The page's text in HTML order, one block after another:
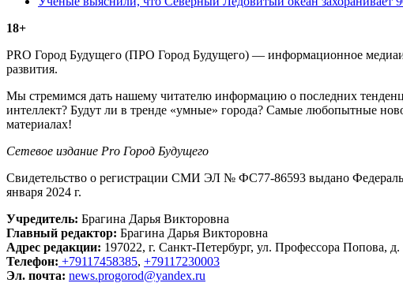
18+
PRO Город Будущего (ПРО Город Будущего) — информационное
развития.
Мы стремимся дать нашему читателю информацию о последних
интеллект? Будут ли в тренде «умные» города? Самые любопытные
материалах!
Сетевое издание Рrо Город Будущего
Свидетельство о регистрации СМИ ЭЛ № ФС77-86593 выдано
января 2024 г.
Учредитель: Брагина Дарья Викторовна
Главный редактор: Брагина Дарья Викторовна
Адрес редакции: 197022, г. Санкт-Петербург, ул. Профессора
Телефон: +79117458385, +79117230003
Эл. почта: news.progorod@yandex.ru